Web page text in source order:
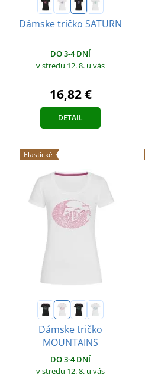
Dámske tričko SATURN
DO 3-4 DNÍ
v stredu 12. 8. u vás
16,82 €
DETAIL
Elastické
Dámske tričko
MOUNTAINS
DO 3-4 DNÍ
v stredu 12. 8. u vás